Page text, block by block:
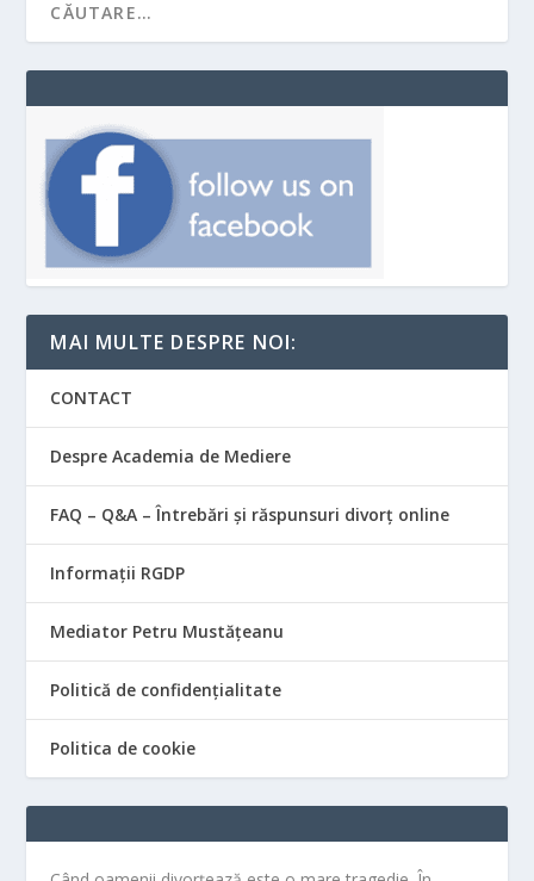
MAI MULTE DESPRE NOI:
CONTACT
Despre Academia de Mediere
FAQ – Q&A – Întrebări și răspunsuri divorț online
Informații RGDP
Mediator Petru Mustățeanu
Politică de confidențialitate
Politica de cookie